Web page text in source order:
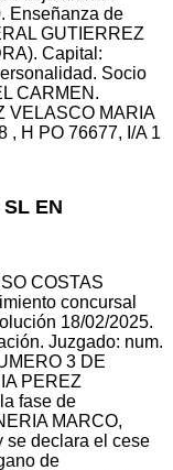
Enseñanza de
GUTIERREZ
Capital:
Socio
CARMEN.
VELASCO MARIA
, H PO 76677, I/A 1
EN
COSTAS
concursal
18/02/2025.
Juzgado: num.
3 DE
PEREZ
fase de
MARCO,
se declara el cese
de